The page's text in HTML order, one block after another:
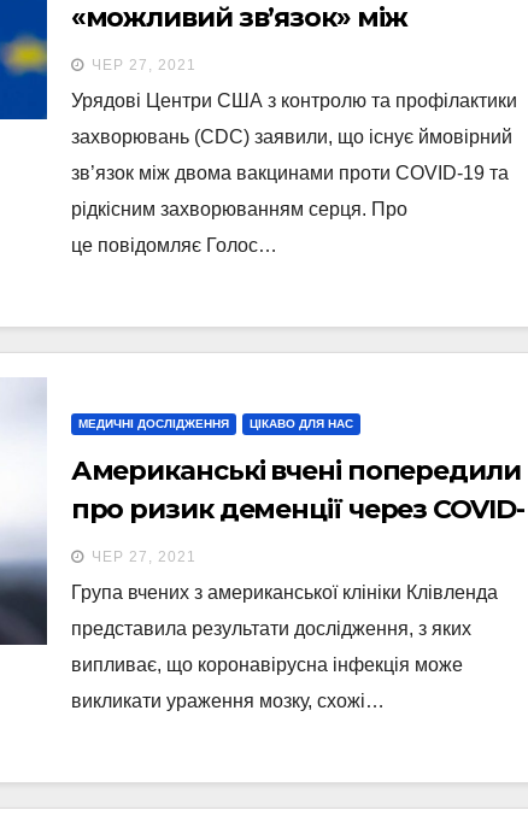
«можливий зв’язок» між
вакцинами Pfizer і Moderna та
розвитком міокардиту
ЧЕР 27, 2021
Урядові Центри США з контролю та профілактики
захворювань (CDC) заявили, що існує ймовірний
зв’язок між двома вакцинами проти COVID-19 та
рідкісним захворюванням серця. Про
це повідомляє Голос…
МЕДИЧНІ ДОСЛІДЖЕННЯ ЦІКАВО ДЛЯ НАС
Американські вчені попередили
про ризик деменції через COVID-
19ЧЕР 27, 2021
Група вчених з американської клініки Клівленда
представила результати дослідження, з яких
випливає, що коронавірусна інфекція може
викликати ураження мозку, схожі…